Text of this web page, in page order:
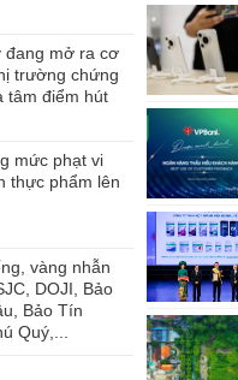
đang mở ra cơ
trường chứng
tâm điểm hút
mức phạt vi
thực phẩm lên
vàng nhẫn
DOJI, Bảo
Bảo Tín
Quý,...